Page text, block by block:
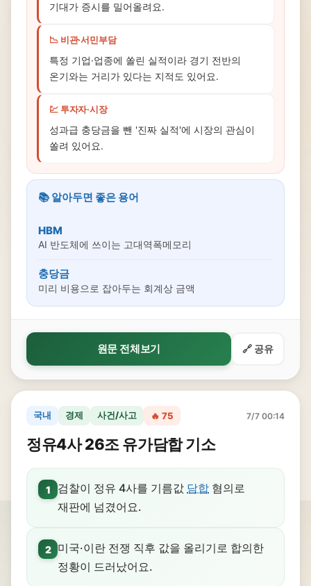
기대가 증시를 밀어올려요.
📉 비관·서민부담
특정 기업·업종에 쏠린 실적이라 경기 전반의
온기와는 거리가 있다는 지적도 있어요.
💹 투자자·시장
성과급 충당금을 뺀 '진짜 실적'에 시장의 관심이
쏠려 있어요.
📚 알아두면 좋은 용어
HBM
AI 반도체에 쓰이는 고대역폭메모리
충당금
미리 비용으로 잡아두는 회계상 금액
원문 전체보기 🔗 공유
국내 경제 사건/사고 🔥 75 7/7 00:14
정유4사 26조 유가담합 기소
1 검찰이 정유 4사를 기름값 담합 혐의로
재판에 넘겼어요.
2
미국·이란 전쟁 직후 값을 올리기로 합의한
정황이 드러났어요.